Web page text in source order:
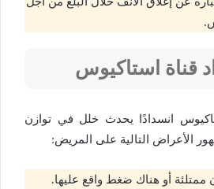
قناة استاكيوس
انسدادًا يحدث خلل في توازن
الأعراض التالية على المريض:
ممتلئة أو هناك ضغط واقع عليها.